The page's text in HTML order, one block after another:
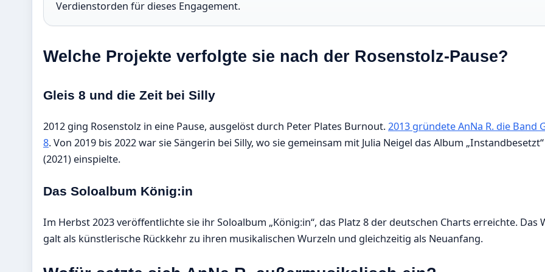
Verdienstorden für dieses Engagement.
Welche Projekte verfolgte sie nach der Rosenstolz-Pause?
Gleis 8 und die Zeit bei Silly
2012 ging Rosenstolz in eine Pause, ausgelöst durch Peter Plates Burnout.2013 gründete AnNa R. die Band
8. Von 2019 bis 2022 war sie Sängerin bei Silly, wo sie gemeinsam mit Julia Neigel das Album „Instandbesetzt“
(2021) einspielte.
Das Soloalbum König:in
Im Herbst 2023 veröffentlichte sie ihr Soloalbum „König:in“, das Platz 8 der deutschen Charts erreichte. Das
galt als künstlerische Rückkehr zu ihren musikalischen Wurzeln und gleichzeitig als Neuanfang.